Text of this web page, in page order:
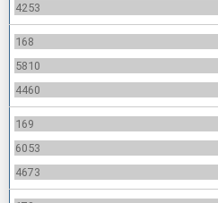
4253
168
5810
4460
169
6053
4673